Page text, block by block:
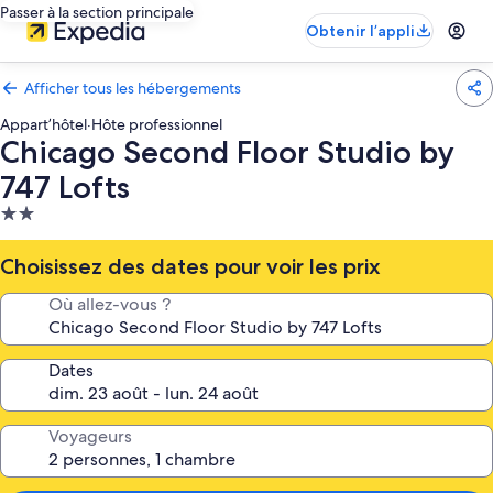
Passer à la section principale
Obtenir l’appli
Afficher tous les hébergements
Appart’hôtel·Hôte professionnel
Chicago Second Floor Studio by
747 Lofts
Hébergement
2.0 étoiles
Choisissez des dates pour voir les prix
Où allez-vous ?
Dates
Voyageurs